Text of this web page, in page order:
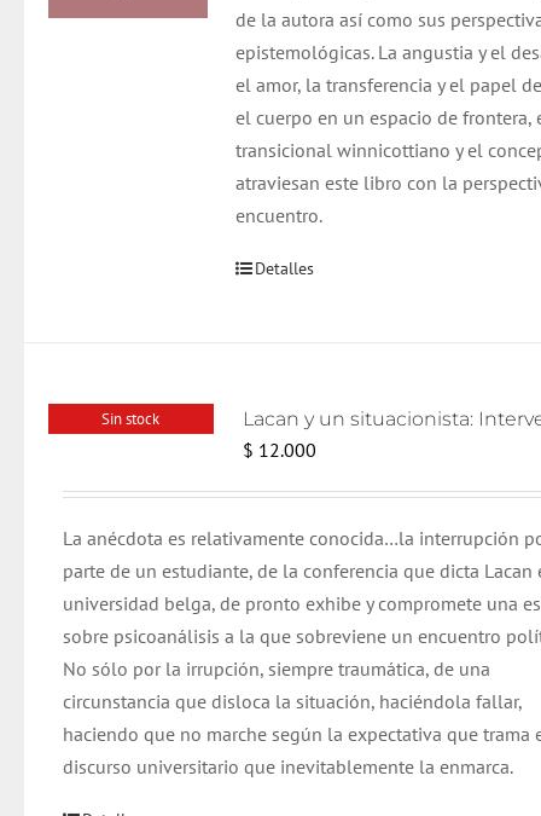
de la autora así como sus
epistemológicas.La angustia y el
el amor, la transferencia y el papel
el cuerpo en un espacio de frontera,
transicional winnicottiano y el
atraviesan este libro con la
encuentro.
Detalles
Sin stock
$ 12.000
La anécdota es relativamente conocida…la interrupción
parte de un estudiante, de la conferencia que dicta Lacan
universidad belga, de pronto exhibe y compromete una
sobre psicoanálisis a la que sobreviene un encuentro
No sólo por la irrupción, siempre traumática, de una
circunstancia que disloca la situación, haciéndola fallar,
haciendo que no marche según la expectativa que trama
discurso universitario que inevitablemente la enmarca.